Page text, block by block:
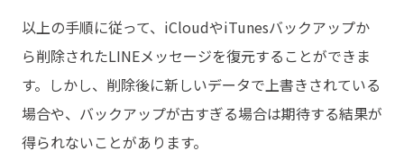
以上の手順に従って、iCloudやiTunesバックアップか
ら削除されたLINEメッセージを復元することができま
す。しかし、削除後に新しいデータで上書きされている
場合や、バックアップが古すぎる場合は期待する結果が
得られないことがあります。